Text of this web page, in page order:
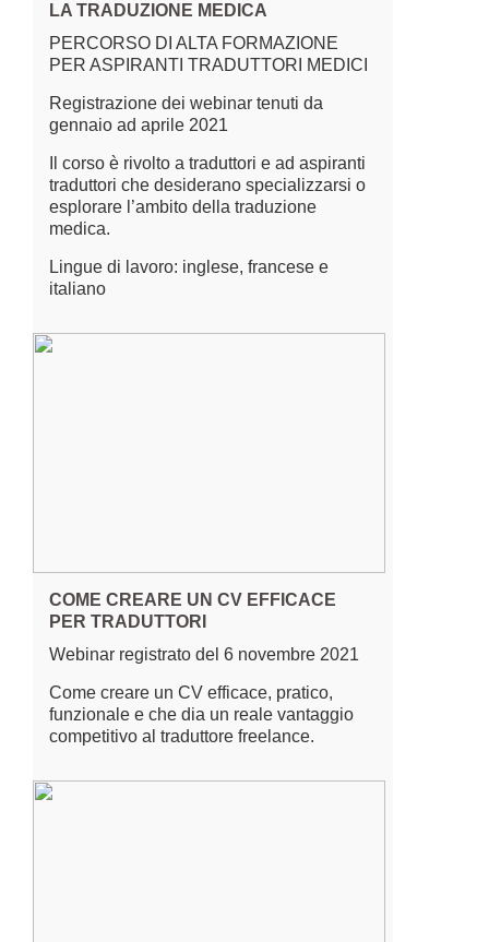
LA TRADUZIONE MEDICA
PERCORSO DI ALTA FORMAZIONE
PER ASPIRANTI TRADUTTORI MEDICI
Registrazione dei webinar tenuti da
gennaio ad aprile 2021
Il corso è rivolto a traduttori e ad aspiranti
traduttori che desiderano specializzarsi o
esplorare l’ambito della traduzione
medica.
Lingue di lavoro: inglese, francese e
italiano
COME CREARE UN CV EFFICACE
PER TRADUTTORI
Webinar registrato del 6 novembre 2021
Come creare un CV efficace, pratico,
funzionale e che dia un reale vantaggio
competitivo al traduttore freelance.